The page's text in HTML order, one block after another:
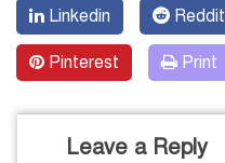
Linkedin Reddit
Pinterest Print
Leave a Reply